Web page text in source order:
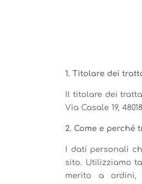
1. Titolare dei
Il titolare dei
Via Casale 19,
2. Come e
I dati personali
sito. Utilizziamo
merito a ordini,